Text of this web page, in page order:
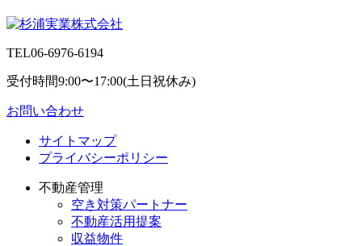
TEL06-6976-6194
受付時間9:00〜17:00(土日祝休み)
お問い合わせ
サイトマップ
プライバシーポリシー
不動産管理
空き対策パートナー
不動産活用提案
収益物件